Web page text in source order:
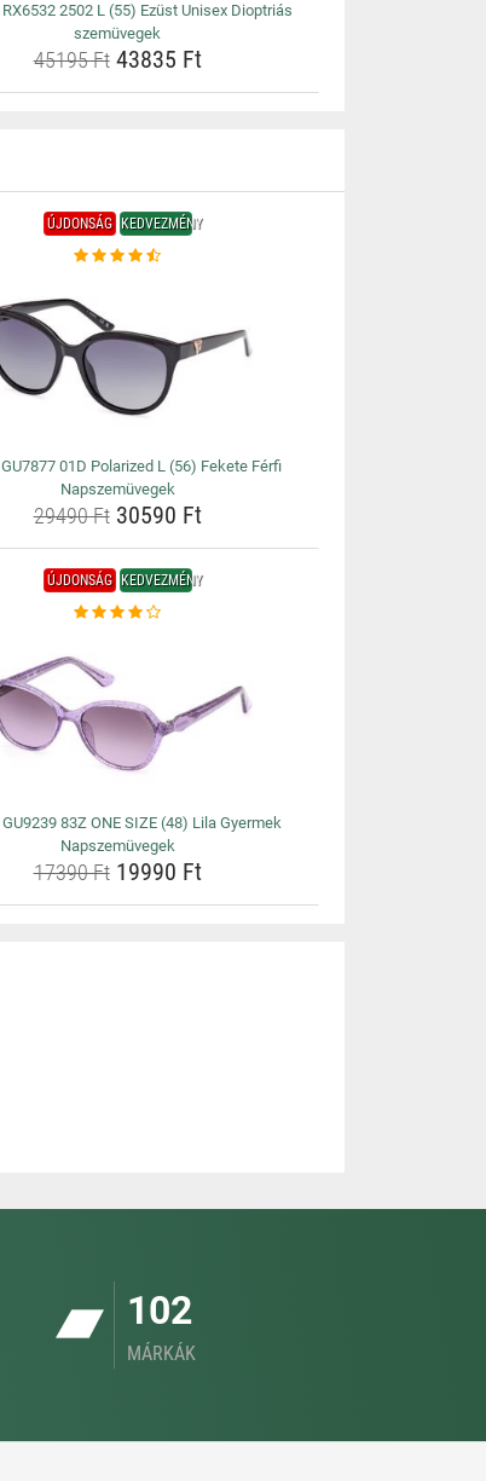
RX6532 2502 L (55) Ezüst Unisex Dioptriás
szemüvegek
45195 Ft43835 Ft
ÚJDONSÁG KEDVEZMÉNY
01D Polarized L (56) Fekete Férfi
Napszemüvegek
29490 Ft30590 Ft
ÚJDONSÁG KEDVEZMÉNY
83Z ONE SIZE (48) Lila Gyermek
Napszemüvegek
17390 Ft19990 Ft
102
MÁRKÁK